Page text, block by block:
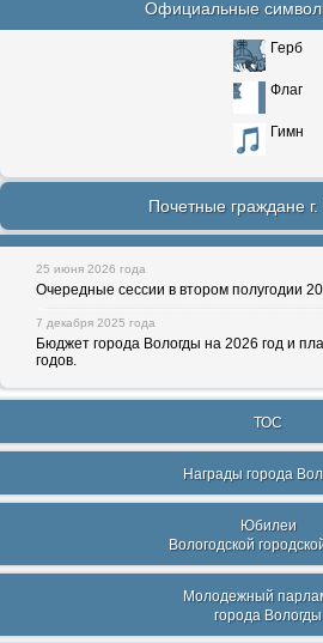
Официальные
Герб
Флаг
Гимн
Почетные граждане
25 июня 2026 года
Очередные сессии в втором полугодии
7 декабря 2025 года
Бюджет города Вологды на 2026 год и
годов.
ТОС
Награды города
Юбилеи
Вологодской
Молодежный
города Вологды